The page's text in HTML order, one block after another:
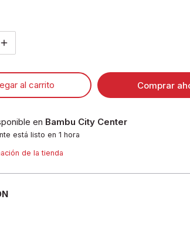
al carrito Comprar
en Bambu City Center
está listo en 1 hora
de la tienda